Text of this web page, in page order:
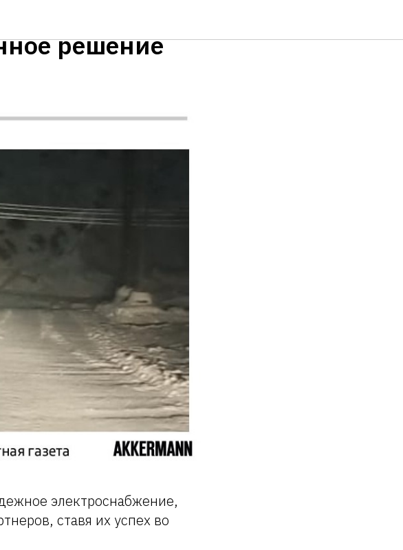
решение
электроснабжение,
ставя их успех во